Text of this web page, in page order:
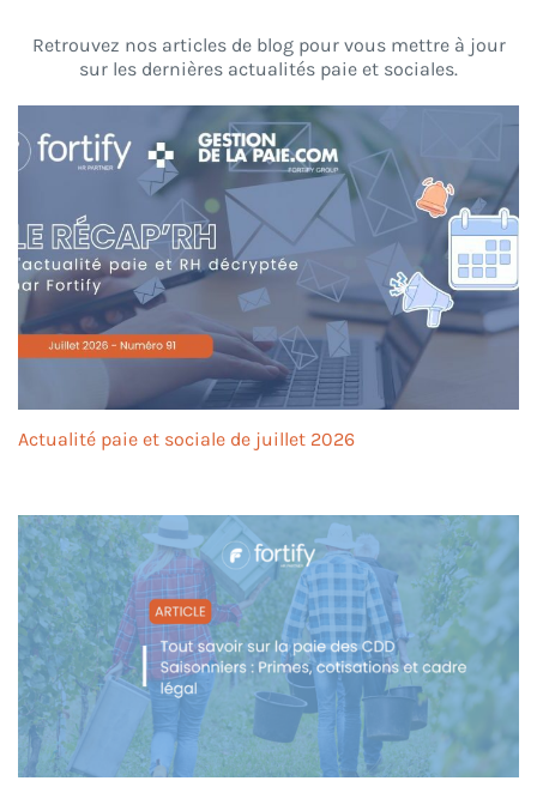
Retrouvez nos articles de blog pour vous mettre à jour
sur les dernières actualités paie et sociales.
Actualité paie et sociale de juillet 2026